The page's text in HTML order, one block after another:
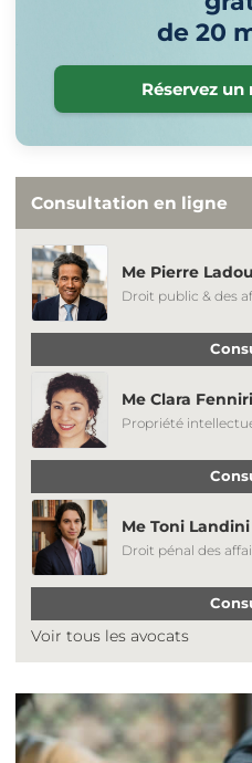
de 20
Réservez
Consultation en ligne
Me Pierre
Droit public & des
Me Clara Fenniri
Propriété
Me Toni Landini
Droit pénal des
Voir tous les avocats